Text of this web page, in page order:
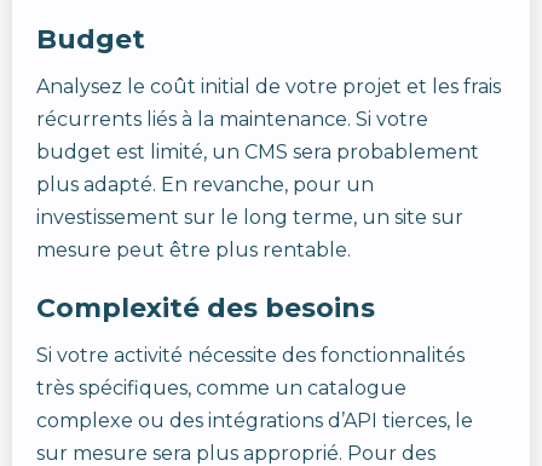
Budget
Analysez le coût initial de votre projet et les frais
récurrents liés à la maintenance. Si votre
budget est limité, un CMS sera probablement
plus adapté. En revanche, pour un
investissement sur le long terme, un site sur
mesure peut être plus rentable.
Complexité des besoins
Si votre activité nécessite des fonctionnalités
très spécifiques, comme un catalogue
complexe ou des intégrations d’API tierces, le
sur mesure sera plus approprié. Pour des